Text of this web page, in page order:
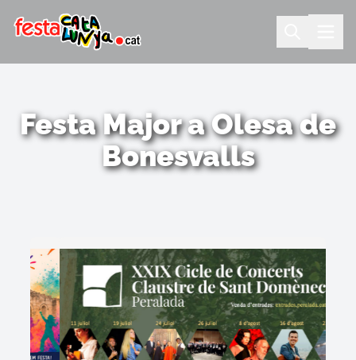
Festa Major a Olesa de
Bonesvalls